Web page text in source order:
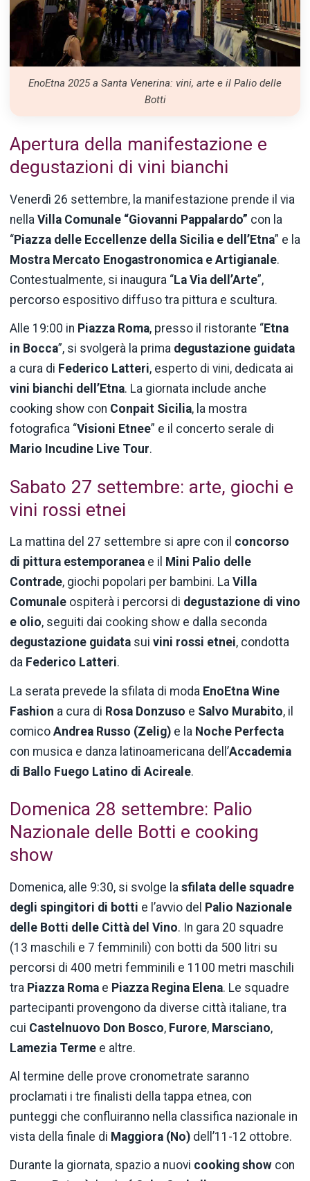
EnoEtna 2025 a Santa Venerina: vini, arte e il Palio delle
Botti
Apertura della manifestazione e
degustazioni di vini bianchi
Venerdì 26 settembre, la manifestazione prende il via
nella Villa Comunale “Giovanni Pappalardo” con la
“Piazza delle Eccellenze della Sicilia e dell’Etna” e la
Mostra Mercato Enogastronomica e Artigianale.
Contestualmente, si inaugura “La Via dell’Arte”,
percorso espositivo diffuso tra pittura e scultura.
Alle 19:00 in Piazza Roma, presso il ristorante “Etna
in Bocca”, si svolgerà la prima degustazione guidata
a cura di Federico Latteri, esperto di vini, dedicata ai
vini bianchi dell’Etna. La giornata include anche
cooking show con Conpait Sicilia, la mostra
fotografica “Visioni Etnee” e il concerto serale di
Mario Incudine Live Tour.
Sabato 27 settembre: arte, giochi e
vini rossi etnei
La mattina del 27 settembre si apre con il concorso
di pittura estemporanea e il Mini Palio delle
Contrade, giochi popolari per bambini. La Villa
Comunale ospiterà i percorsi di degustazione di vino
e olio, seguiti dai cooking show e dalla seconda
degustazione guidata sui vini rossi etnei, condotta
da Federico Latteri.
La serata prevede la sfilata di moda EnoEtna Wine
Fashion a cura di Rosa Donzuso e Salvo Murabito, il
comico Andrea Russo (Zelig) e la Noche Perfecta
con musica e danza latinoamericana dell’Accademia
di Ballo Fuego Latino di Acireale.
Domenica 28 settembre: Palio
Nazionale delle Botti e cooking
show
Domenica, alle 9:30, si svolge la sfilata delle squadre
degli spingitori di botti e l’avvio del Palio Nazionale
delle Botti delle Città del Vino. In gara 20 squadre
(13 maschili e 7 femminili) con botti da 500 litri su
percorsi di 400 metri femminili e 1100 metri maschili
tra Piazza Roma e Piazza Regina Elena. Le squadre
partecipanti provengono da diverse città italiane, tra
cui Castelnuovo Don Bosco, Furore, Marsciano,
Lamezia Terme e altre.
Al termine delle prove cronometrate saranno
proclamati i tre finalisti della tappa etnea, con
punteggi che confluiranno nella classifica nazionale in
vista della finale di Maggiora (No) dell’11-12 ottobre.
Durante la giornata, spazio a nuovi cooking show con